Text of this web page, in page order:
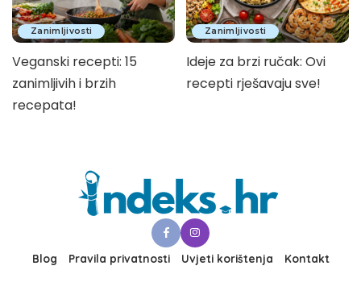
Zanimljivosti
Veganski recepti: 15
zanimljivih i brzih
recepata!
Zanimljivosti
Ideje za brzi ručak: Ovi
recepti rješavaju sve!
Blog Pravila privatnosti Uvjeti korištenja Kontakt